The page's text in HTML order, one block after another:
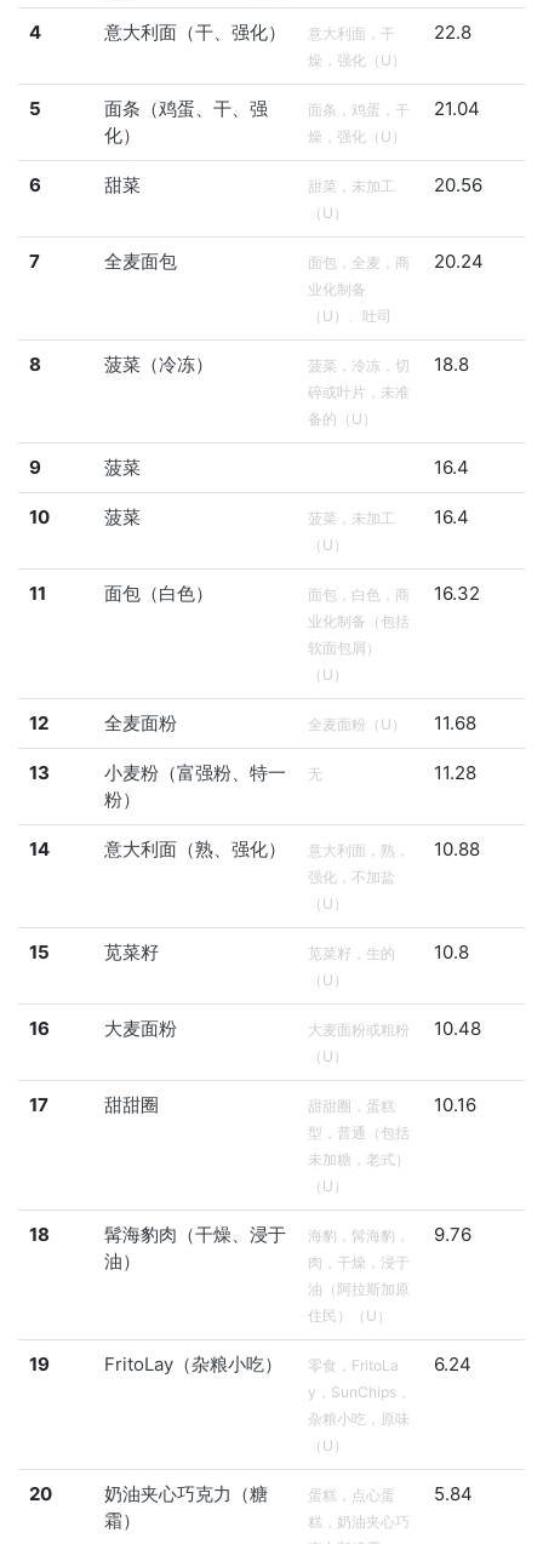
4 意大利面（干、强化）
意大利面，干
燥，强化（U）
22.8
5
面条（鸡蛋、干、强
化）
面条，鸡蛋，干
燥，强化（U）
21.04
6 甜菜
甜菜，未加工
（U）
20.56
7 全麦面包
面包，全麦，商
业化制备
（U）、吐司
20.24
8 菠菜（冷冻）
菠菜，冷冻，切
碎或叶片，未准
备的（U）
18.8
9 菠菜 16.4
10 菠菜
菠菜，未加工
（U）
16.4
11 面包（白色）
面包，白色，商
业化制备（包括
软面包屑）
（U）
16.32
12 全麦面粉 全麦面粉（U） 11.68
13
小麦粉（富强粉、特一
粉）
无 11.28
14 意大利面（熟、强化）
意大利面，熟，
强化，不加盐
（U）
10.88
15 苋菜籽
苋菜籽，生的
（U）
10.8
16 大麦面粉
大麦面粉或粗粉
（U）
10.48
17 甜甜圈
甜甜圈，蛋糕
型，普通（包括
未加糖，老式）
（U）
10.16
18
髯海豹肉（干燥、浸于
油）
海豹，髯海豹，
肉，干燥，浸于
油（阿拉斯加原
住民）（U）
9.76
19 FritoLay（杂粮小吃）
零食，FritoLa
y，SunChips，
杂粮小吃，原味
（U）
6.24
20
奶油夹心巧克力（糖
霜）
蛋糕，点心蛋
糕，奶油夹心巧
5.84